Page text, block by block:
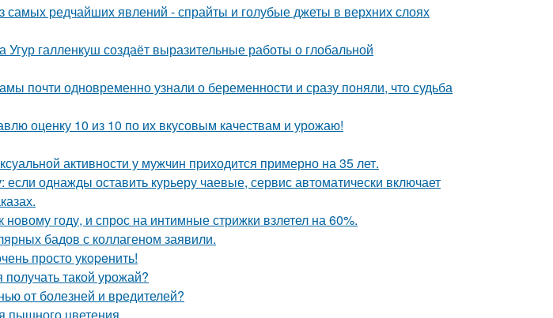
самых редчайших явлений - спрайты и голубые джеты в верхних слоях
галленкуш создаёт выразительные работы о глобальной
почти одновременно узнали о беременности и сразу поняли, что судьба
оценку 10 из 10 по их вкусовым качествам и урожаю!
активности у мужчин приходится примерно на 35 лет.
однажды оставить курьеру чаевые, сервис автоматически включает
новому году, и спрос на интимные стрижки взлетел на 60%.
бадов с коллагеном заявили.
просто укopeнить!
такой урожай?
от болезней и вредителей?